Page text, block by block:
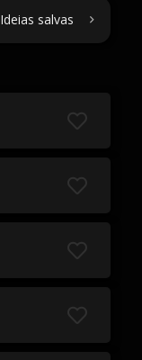
Ideias salvas